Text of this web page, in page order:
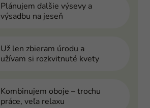
Plánujem ďalšie výsevy a
výsadbu na jeseň
Už len zbieram úrodu a
užívam si rozkvitnuté kvety
Kombinujem oboje – trochu
práce, veľa relaxu